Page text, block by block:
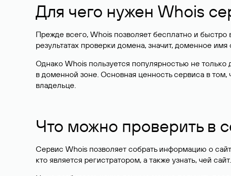
Для чего нужен Whois
Прежде всего, Whois позволяет бесплатно и
результатах проверки домена, значит, доменное
Однако Whois пользуется популярностью не
в доменной зоне. Основная ценность сервиса в
владельце.
Что можно проверить в
Сервис Whois позволяет собрать информацию о
кто является регистратором, а также узнать, чей сайт.